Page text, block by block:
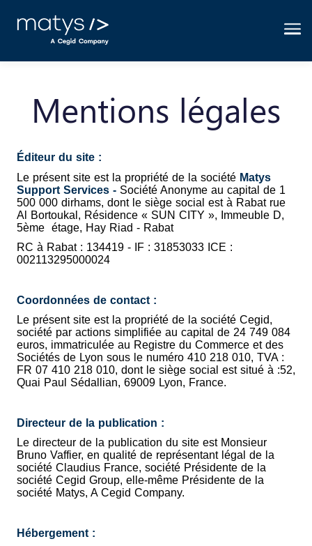
Mentions légales
Éditeur du site :
Le présent site est la propriété de la société Matys
Support Services - Société Anonyme au capital de 1
500 000 dirhams, dont le siège social est à Rabat rue
Al Bortoukal, Résidence « SUN CITY », Immeuble D,
5ème étage, Hay Riad - Rabat
RC à Rabat : 134419 - IF : 31853033 ICE :
002113295000024
Coordonnées de contact :
Le présent site est la propriété de la société Cegid,
société par actions simplifiée au capital de 24 749 084
euros, immatriculée au Registre du Commerce et des
Sociétés de Lyon sous le numéro 410 218 010, TVA :
FR 07 410 218 010, dont le siège social est situé à :52,
Quai Paul Sédallian, 69009 Lyon, France.
Directeur de la publication :
Le directeur de la publication du site est Monsieur
Bruno Vaffier, en qualité de représentant légal de la
société Claudius France, société Présidente de la
société Cegid Group, elle-même Présidente de la
société Matys, A Cegid Company.
Hébergement :